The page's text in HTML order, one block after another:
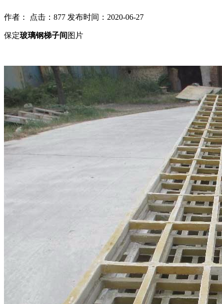
作者： 点击：877 发布时间：2020-06-27
保定玻璃钢梯子间 图片